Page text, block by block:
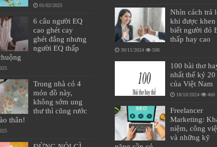
01/02/2025
6 câu người EQ
cao ghét cay
ghét đắng nhưng
người EQ thấp
Trong nhà có 4
món đồ này,
không sớm ung
thư thì cũng rước
thân!
Nhìn cách trả
khi được khen
biết người đó
thấp hay cao
30/11/2024 508
100 bài thơ
nhất thế kỷ 20
của Việt Nam
18/10/2024 460
Freelancer
Marketing:
niệm, công
và những kỹ